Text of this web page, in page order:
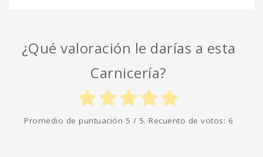
¿Qué valoración le darías a esta
Carnicería?
Promedio de puntuación 5 / 5. Recuento de votos: 6